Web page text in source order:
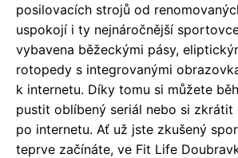
posilovacích strojů od
uspokojí i ty nejnáročnější
vybavena běžeckými pásy,
rotopedy s integrovanými
k internetu. Díky tomu si můžete
pustit oblíbený seriál nebo si zkrátit
po internetu. Ať už jste zkušený
teprve začínáte, ve Fit Life